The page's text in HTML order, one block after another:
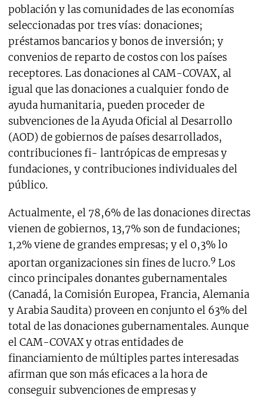
población y las comunidades de las economías
seleccionadas por tres vías: donaciones;
préstamos bancarios y bonos de inversión; y
convenios de reparto de costos con los países
receptores. Las donaciones al CAM-COVAX, al
igual que las donaciones a cualquier fondo de
ayuda humanitaria, pueden proceder de
subvenciones de la Ayuda Oficial al Desarrollo
(AOD) de gobiernos de países desarrollados,
contribuciones fi- lantrópicas de empresas y
fundaciones, y contribuciones individuales del
público.
Actualmente, el 78,6% de las donaciones directas
vienen de gobiernos, 13,7% son de fundaciones;
1,2% viene de grandes empresas; y el 0,3% lo
aportan organizaciones sin fines de lucro.9Los
cinco principales donantes gubernamentales
(Canadá, la Comisión Europea, Francia, Alemania
y Arabia Saudita) proveen en conjunto el 63% del
total de las donaciones gubernamentales. Aunque
el CAM-COVAX y otras entidades de
financiamiento de múltiples partes interesadas
afirman que son más eficaces a la hora de
conseguir subvenciones de empresas y